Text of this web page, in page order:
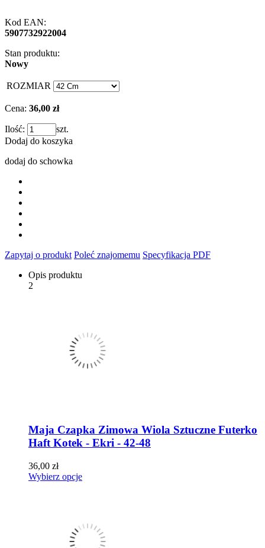
Kod EAN:
5907732922004
Stan produktu:
Nowy
ROZMIAR
Cena: 36,00 zł
Ilość:
szt.
Dodaj do koszyka
dodaj do schowka
Zapytaj o produkt Poleć znajomemu Specyfikacja PDF
Opis produktu
2
Maja Czapka Zimowa Wiola Sztuczne Futerko
Haft Kotek - Ekri - 42-48
36,00 zł
Wybierz opcje